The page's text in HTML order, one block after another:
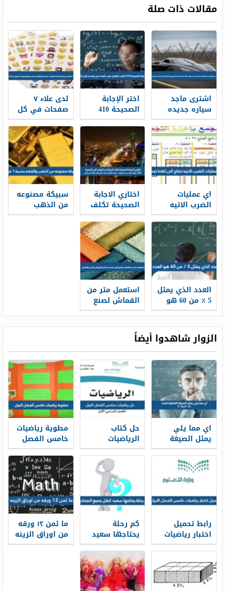
مقالات ذات صلة
اشترى ماجد
سياره جديده
بالتقسيط لمده
5 سنوات فاذا
كان القسط
الشهري 850
ريال فان ثمن
السياره يساوي
اختر الإجابة
الصحيحة 410
تكتب كحاصل
ضرب العدد في
نفسه على
الصورة
لدى علاء ٧
صفحات في كل
صفحة ٥
ملصقات ، كم
صفحة إضافية
من نفس النوع
يحتاج علاء
ليصبح لديه ٤٥
ملصقًا ؟
اي عمليات
الضرب الاتيه
تحتاج الى اعادة
تجميع
اختاري الاجابة
الصحيحة تكلف
الرحلة من
الرياض الي
المدينة 389 ريالا
للشخص الواحد
فما تكلفة هذه
الرحلة ل4
اشخاص
سبيكة مصنوعه
من الذهب
والفضه بنسبة
العدد الذي يمثل
5 ٪ من 60 هو
العدد 3
استعمل متر من
القماش لصنع
رايتين للمدرسة
راية من
القماشالزوار شاهدوا أيضاً
اي مما يلي
يمثل الصيغة
اللفظية للعدد
٣٠٩٥١٧٠١٧
حل كتاب
الرياضيات
سادس الفصل
الاول 1447
مطوية رياضيات
خامس الفصل
الاول 1447
رابط تحميل
اختبار رياضيات
خامس الفصل
الاول 1447
كم رحلة
يحتاجها سعيد
لنقل جميع
الصناديق
ما ثمن ١٢ ورقه
من اوراق الزينه